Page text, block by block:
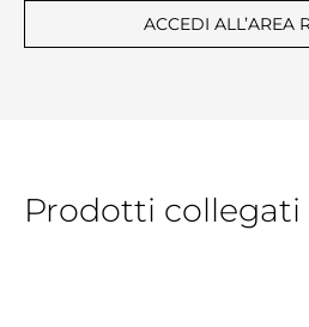
ACCEDI ALL’AREA
Prodotti collegati